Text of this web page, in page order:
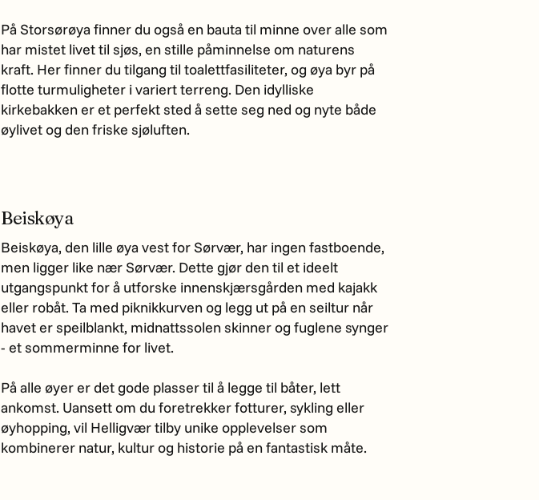
På Storsørøya finner du også en bauta til minne over alle som
har mistet livet til sjøs, en stille påminnelse om naturens
kraft. Her finner du tilgang til toalettfasiliteter, og øya byr på
flotte turmuligheter i variert terreng. Den idylliske
kirkebakken er et perfekt sted å sette seg ned og nyte både
øylivet og den friske sjøluften.
Beiskøya
Beiskøya, den lille øya vest for Sørvær, har ingen fastboende,
men ligger like nær Sørvær. Dette gjør den til et ideelt
utgangspunkt for å utforske innenskjærsgården med kajakk
eller robåt. Ta med piknikkurven og legg ut på en seiltur når
havet er speilblankt, midnattssolen skinner og fuglene synger
- et sommerminne for livet.
På alle øyer er det gode plasser til å legge til båter, lett
ankomst. Uansett om du foretrekker fotturer, sykling eller
øyhopping, vil Helligvær tilby unike opplevelser som
kombinerer natur, kultur og historie på en fantastisk måte.